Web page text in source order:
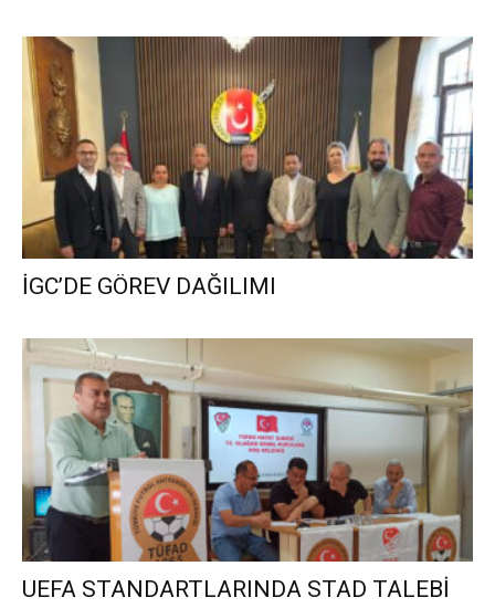
İGC’DE GÖREV DAĞILIMI
UEFA STANDARTLARINDA STAD TALEBİ